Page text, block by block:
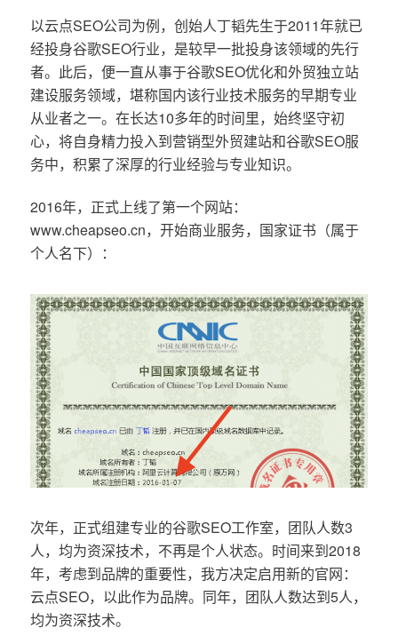
以云点SEO公司为例，创始人丁韬先生于2011年就已
经投身谷歌SEO行业，是较早一批投身该领域的先行
者。此后，便一直从事于谷歌SEO优化和外贸独立站
建设服务领域，堪称国内该行业技术服务的早期专业
从业者之一。在长达10多年的时间里，始终坚守初
心，将自身精力投入到营销型外贸建站和谷歌SEO服
务中，积累了深厚的行业经验与专业知识。
2016年，正式上线了第一个网站：
www.cheapseo.cn，开始商业服务，国家证书（属于
个人名下）：
次年，正式组建专业的谷歌SEO工作室，团队人数3
人，均为资深技术，不再是个人状态。时间来到2018
年，考虑到品牌的重要性，我方决定启用新的官网：
云点SEO，以此作为品牌。同年，团队人数达到5人，
均为资深技术。